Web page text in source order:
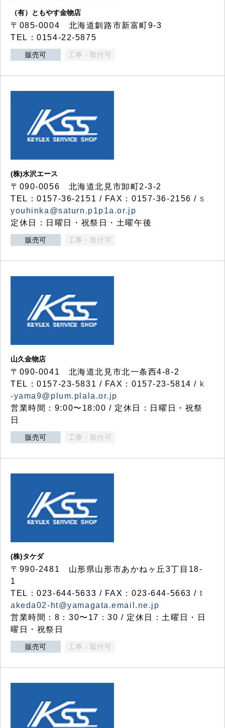
（有）ともやす金物店
〒085-0004 北海道釧路市新富町9-3
TEL：0154-22-5875
販売可 工事・取付可
(株)水沢エース
〒090-0056 北海道北見市卸町2-3-2
TEL：0157-36-2151 / FAX：0157-36-2156 / s
youhinka@saturn.p1p1a.or.jp
定休日：日曜日・祝祭日・土曜午後
販売可 工事・取付可
山久金物店
〒090-0041 北海道北見市北一条西4-8-2
TEL：0157-23-5831 / FAX：0157-23-5814 / k
-yama9@plum.plala.or.jp
営業時間：9:00〜18:00 / 定休日：日曜日・祝祭
日
販売可 工事・取付可
(株)タケダ
〒990-2481 山形県山形市あかねヶ丘3丁目18-
1
TEL：023-644-5633 / FAX：023-644-5663 / t
akeda02-ht@yamagata.email.ne.jp
営業時間：8：30〜17：30 / 定休日：土曜日・日
曜日・祝祭日
販売可 工事・取付可